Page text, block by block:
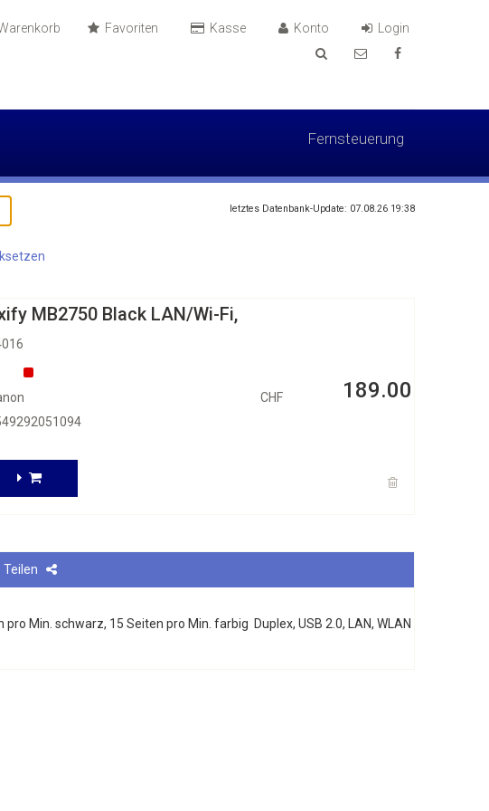
Favoriten Kasse Konto Login
Fernsteuerung
letztes Datenbank-Update: 07.08.26 19:38
MB2750 Black LAN/Wi-Fi,
CHF 189.00
Teilen
Min. schwarz, 15 Seiten pro Min. farbig Duplex, USB 2.0, LAN, WLAN